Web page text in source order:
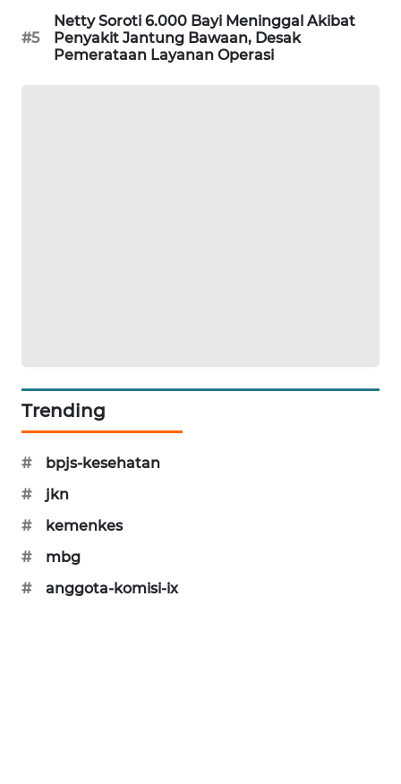
#5
Netty Soroti 6.000 Bayi Meninggal Akibat
Penyakit Jantung Bawaan, Desak
Pemerataan Layanan Operasi
Trending
#
bpjs-kesehatan
#
jkn
#
kemenkes
#
mbg
#
anggota-komisi-ix
MAWAKA
ID
PORTAL
KONSUMEN
FORWAMKI
FORJASIDA